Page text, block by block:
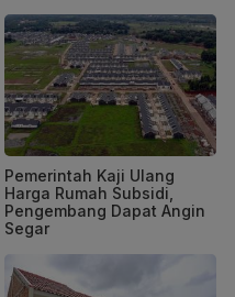
Pemerintah Kaji Ulang
Harga Rumah Subsidi,
Pengembang Dapat Angin
Segar